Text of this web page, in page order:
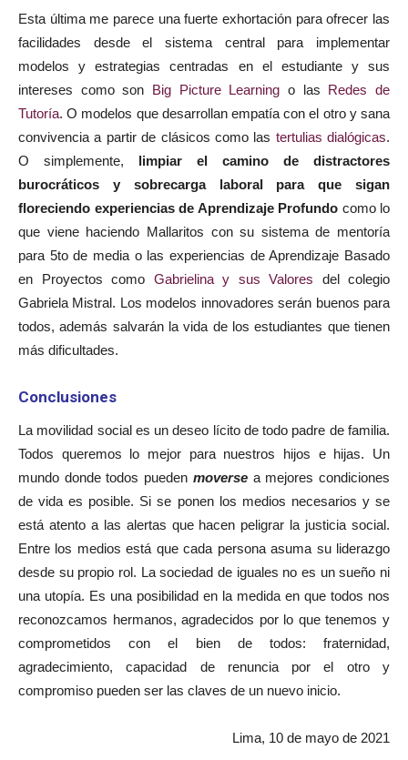
Esta última me parece una fuerte exhortación para ofrecer las
facilidades desde el sistema central para implementar
modelos y estrategias centradas en el estudiante y sus
intereses como son Big Picture Learning o las Redes de
Tutoría. O modelos que desarrollan empatía con el otro y sana
convivencia a partir de clásicos como las tertulias dialógicas.
O simplemente, limpiar el camino de distractores
burocráticos y sobrecarga laboral para que sigan
floreciendo experiencias de Aprendizaje Profundo como lo
que viene haciendo Mallaritos con su sistema de mentoría
para 5to de media o las experiencias de Aprendizaje Basado
en Proyectos como Gabrielina y sus Valores del colegio
Gabriela Mistral. Los modelos innovadores serán buenos para
todos, además salvarán la vida de los estudiantes que tienen
más dificultades.
Conclusiones
La movilidad social es un deseo lícito de todo padre de familia.
Todos queremos lo mejor para nuestros hijos e hijas. Un
mundo donde todos pueden moversea mejores condiciones
de vida es posible. Si se ponen los medios necesarios y se
está atento a las alertas que hacen peligrar la justicia social.
Entre los medios está que cada persona asuma su liderazgo
desde su propio rol. La sociedad de iguales no es un sueño ni
una utopía. Es una posibilidad en la medida en que todos nos
reconozcamos hermanos, agradecidos por lo que tenemos y
comprometidos con el bien de todos: fraternidad,
agradecimiento, capacidad de renuncia por el otro y
compromiso pueden ser las claves de un nuevo inicio.
Lima, 10 de mayo de 2021